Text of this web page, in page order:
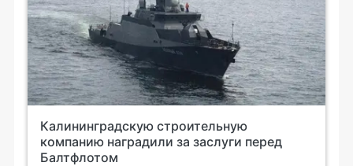
Калининградскую строительную
компанию наградили за заслуги перед
Балтфлотом